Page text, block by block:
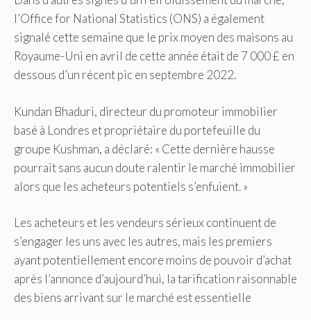
l’Office for National Statistics (ONS) a également
signalé cette semaine que le prix moyen des maisons au
Royaume-Uni en avril de cette année était de 7 000 £ en
dessous d’un récent pic en septembre 2022.
Kundan Bhaduri, directeur du promoteur immobilier
basé à Londres et propriétaire du portefeuille du
groupe Kushman, a déclaré: « Cette dernière hausse
pourrait sans aucun doute ralentir le marché immobilier
alors que les acheteurs potentiels s’enfuient. »
Les acheteurs et les vendeurs sérieux continuent de
s’engager les uns avec les autres, mais les premiers
ayant potentiellement encore moins de pouvoir d’achat
après l’annonce d’aujourd’hui, la tarification raisonnable
des biens arrivant sur le marché est essentielle